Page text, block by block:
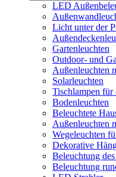
LED
Licht unter der
Gartenleuchten
Outdoor- und
Außenleuchten
Solarleuchten
Tischlampen für
Bodenleuchten
Beleuchtete
Außenleuchten
Wegeleuchten
Dekorative
Beleuchtung
Beleuchtung